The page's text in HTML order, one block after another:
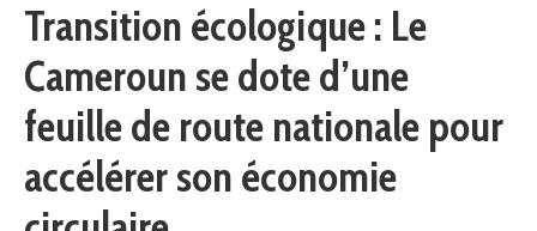
Transition écologique : Le
Cameroun se dote d’une
feuille de route nationale pour
accélérer son économie